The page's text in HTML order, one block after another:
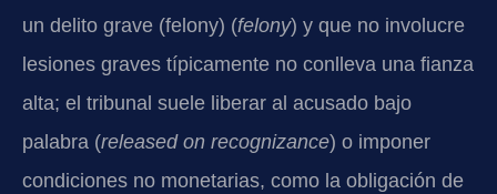
un delito grave (felony) (felony) y que no involucre
lesiones graves típicamente no conlleva una fianza
alta; el tribunal suele liberar al acusado bajo
palabra (released on recognizance) o imponer
condiciones no monetarias, como la obligación de